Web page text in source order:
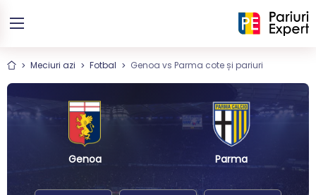
Meciuri azi Fotbal Genoa vs Parma cote și pariuri
Genoa Parma